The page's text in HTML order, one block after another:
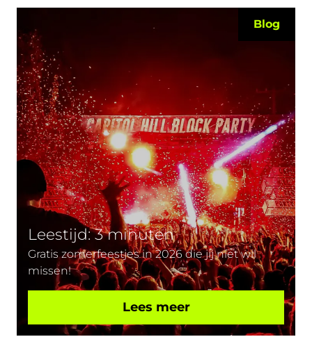
Blog
Gratis zomerfeestjes in 2026 die jij niet wil
missen!
Leestijd: 3 minuten
Lees meer